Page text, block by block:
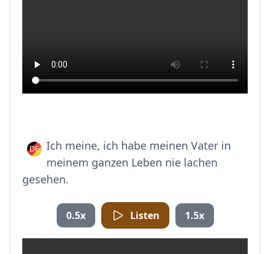
Ich meine, ich habe meinen Vater in
meinem ganzen Leben nie lachen
gesehen.
0.5x Listen 1.5x